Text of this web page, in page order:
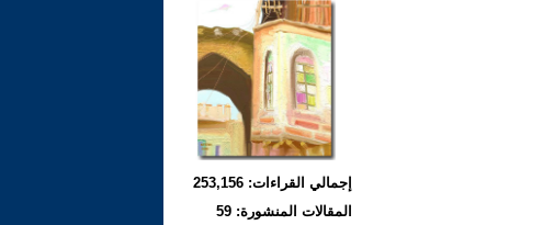
إجمالي القراءات: 253,156
المقالات المنشورة: 59